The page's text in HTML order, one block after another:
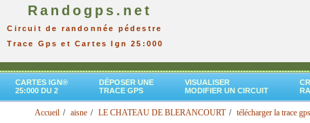
Randogps.net
Circuit de randonnée pédestre
Trace Gps et Cartes Ign 25:000
CARTES IGN®
25:000 DU 2
DÉPOSER UNE
TRACE GPS
VISUALISER
MODIFIER UN CIRCUIT
Accueil aisne LE CHATEAU DE BLERANCOURT télécharger la trace gps